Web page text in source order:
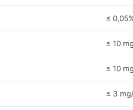
≤
≤ 10
≤ 10
≤ 3